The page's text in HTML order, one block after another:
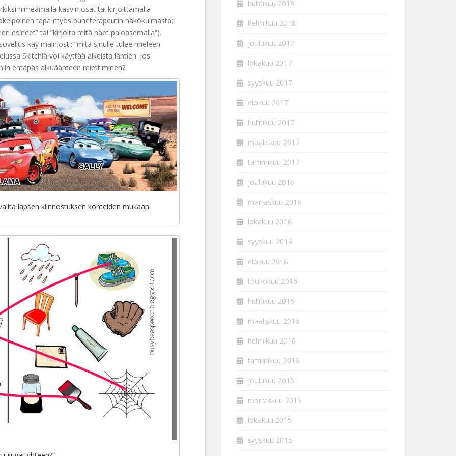
nimeämällä kasvin osat tai kirjoittamalla
tapa myös puheterapeutin näkökulmasta;
esineet” tai ”kirjoita mitä näet paloasemalla”).
käy mainiosti: ”mitä sinulle tulee mieleen
Skitchiä voi käyttää alkeista lähtien. Jos
entäpäs alkuäänteen miettiminen?
lapsen kiinnostuksen kohteiden mukaan
huhtikuu 2018
helmikuu 2018
joulukuu 2017
lokakuu 2017
syyskuu 2017
elokuu 2017
huhtikuu 2017
maaliskuu 2017
tammikuu 2017
joulukuu 2016
marraskuu 2016
lokakuu 2016
syyskuu 2016
elokuu 2016
toukokuu 2016
huhtikuu 2016
maaliskuu 2016
helmikuu 2016
tammikuu 2016
joulukuu 2015
marraskuu 2015
lokakuu 2015
syyskuu 2015